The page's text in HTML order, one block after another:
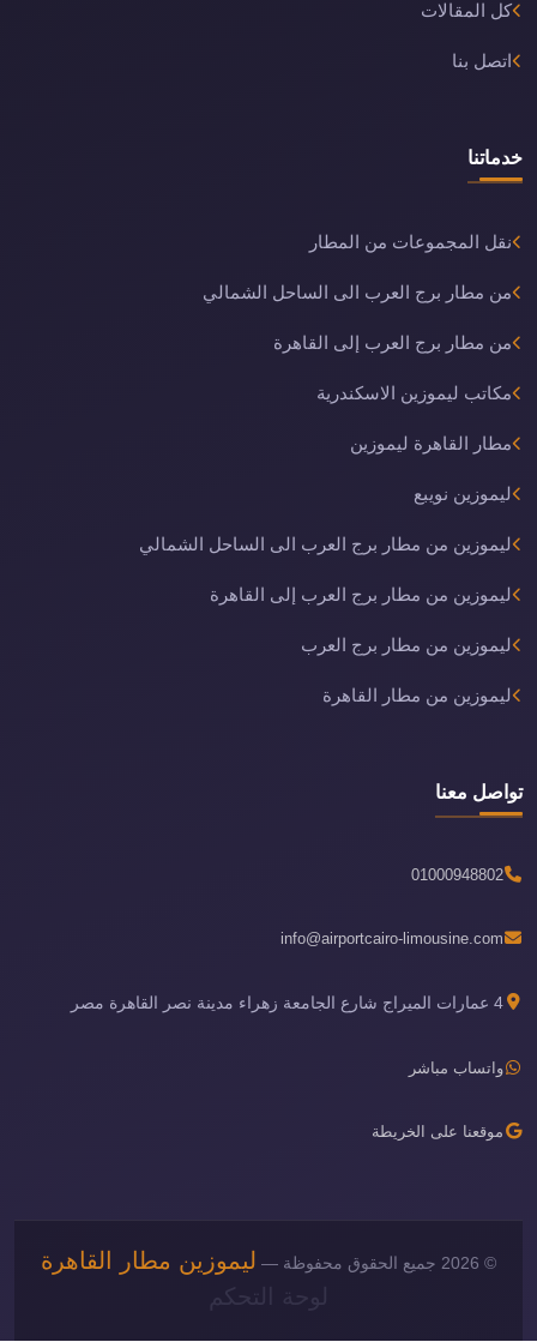
كل المقالات
اتصل بنا
خدماتنا
نقل المجموعات من المطار
من مطار برج العرب الى الساحل الشمالي
من مطار برج العرب إلى القاهرة
مكاتب ليموزين الاسكندرية
مطار القاهرة ليموزين
ليموزين نويبع
ليموزين من مطار برج العرب الى الساحل الشمالي
ليموزين من مطار برج العرب إلى القاهرة
ليموزين من مطار برج العرب
ليموزين من مطار القاهرة
تواصل معنا
01000948802
info@airportcairo-limousine.com
4 عمارات الميراج شارع الجامعة زهراء مدينة نصر القاهرة مصر
واتساب مباشر
موقعنا على الخريطة
© 2026 جميع الحقوق محفوظة —
ليموزين مطار القاهرة